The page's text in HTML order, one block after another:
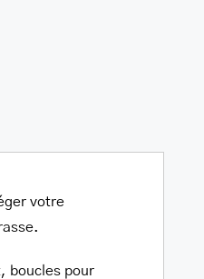
votre
boucles pour